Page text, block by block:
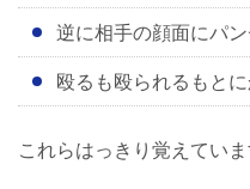
逆に相手の顔面にパ
殴るも殴られるもと
これらはっきり覚えていま